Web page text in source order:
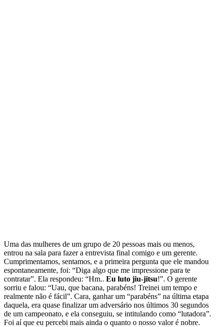
Uma das mulheres de um grupo de 20 pessoas mais ou menos,
entrou na sala para fazer a entrevista final comigo e um gerente.
Cumprimentamos, sentamos, e a primeira pergunta que ele mandou
espontaneamente, foi: “Diga algo que me impressione para te
contratar”. Ela respondeu: “Hm.. Eu luto jiu-jitsu!”. O gerente
sorriu e falou: “Uau, que bacana, parabéns! Treinei um tempo e
realmente não é fácil”. Cara, ganhar um “parabéns” na última etapa
daquela, era quase finalizar um adversário nos últimos 30 segundos
de um campeonato, e ela conseguiu, se intitulando como “lutadora”.
Foi aí que eu percebi mais ainda o quanto o nosso valor é nobre.